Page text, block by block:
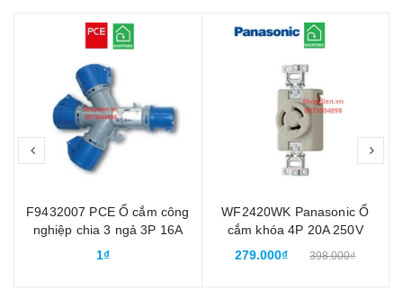
F9432007 PCE Ổ cắm công
nghiệp chia 3 ngả 3P 16A
chống nước IP67
1₫
WF2420WK Panasonic Ổ
cắm khóa 4P 20A 250V
locking socket 3P+E
279.000₫ 398.000₫
prev